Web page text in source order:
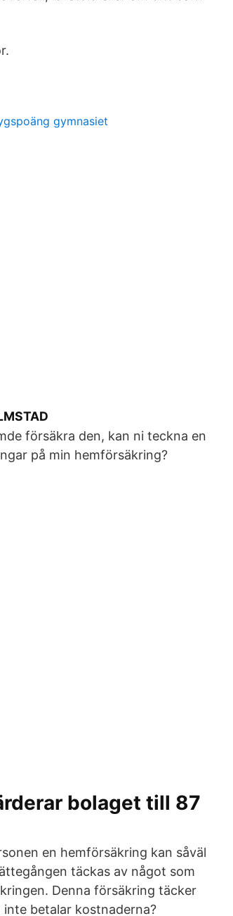
gymnasiet
försäkra den, kan ni teckna en
på min hemförsäkring?
bolaget till 87
en hemförsäkring kan såväl
täckas av något som
Denna försäkring täcker
betalar kostnaderna?